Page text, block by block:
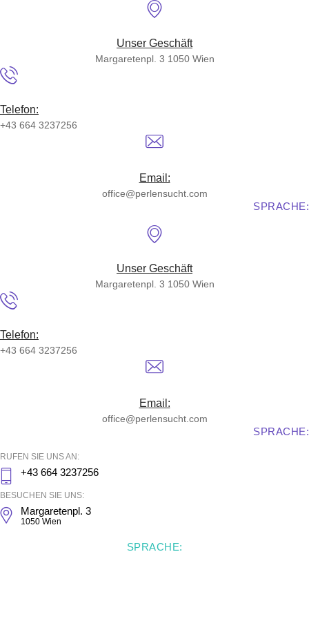
Unser Geschäft
Margaretenpl. 3 1050 Wien
Telefon:
+43 664 3237256
Email:
office@perlensucht.com
SPRACHE:
Unser Geschäft
Margaretenpl. 3 1050 Wien
Telefon:
+43 664 3237256
Email:
office@perlensucht.com
SPRACHE:
RUFEN SIE UNS AN:
+43 664 3237256
BESUCHEN SIE UNS:
Margaretenpl. 3
1050 Wien
SPRACHE: